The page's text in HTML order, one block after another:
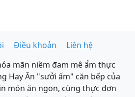
Điều khoản
Liên hệ
mãn niềm đam mê ẩm thực
Hay Ăn "sưởi ấm" căn bếp của
món ăn ngon, cùng thực đơn